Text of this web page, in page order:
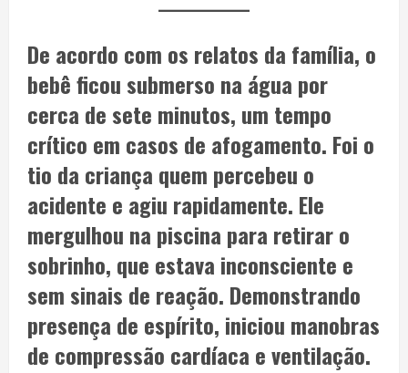
De acordo com os relatos da família, o
bebê ficou submerso na água por
cerca de sete minutos, um tempo
crítico em casos de afogamento. Foi o
tio da criança quem percebeu o
acidente e agiu rapidamente. Ele
mergulhou na piscina para retirar o
sobrinho, que estava inconsciente e
sem sinais de reação. Demonstrando
presença de espírito, iniciou manobras
de compressão cardíaca e ventilação.